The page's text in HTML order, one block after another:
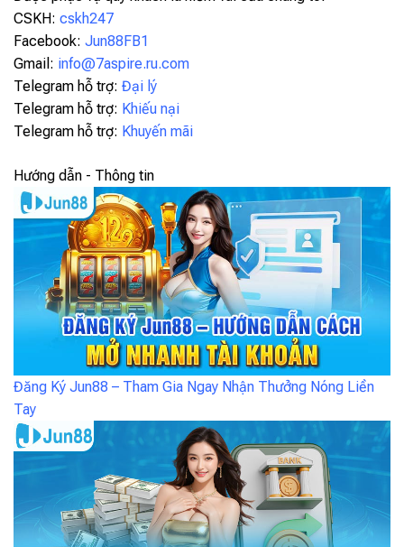
CSKH: cskh247
Facebook: Jun88FB1
Gmail: info@7aspire.ru.com
Telegram hỗ trợ: Đại lý
Telegram hỗ trợ: Khiếu nại
Telegram hỗ trợ: Khuyến mãi
Hướng dẫn - Thông tin
Đăng Ký Jun88 – Tham Gia Ngay Nhận Thưởng Nóng Liền
Tay